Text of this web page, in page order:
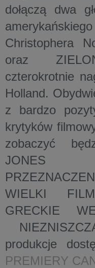
dołączą dwa
Christophera
oraz
czterokrotnie
Holland.
z bardzo
krytyków
zobaczyć
JONES
WIELKI FILM
GRECKIE
produkcje
PREMIERY